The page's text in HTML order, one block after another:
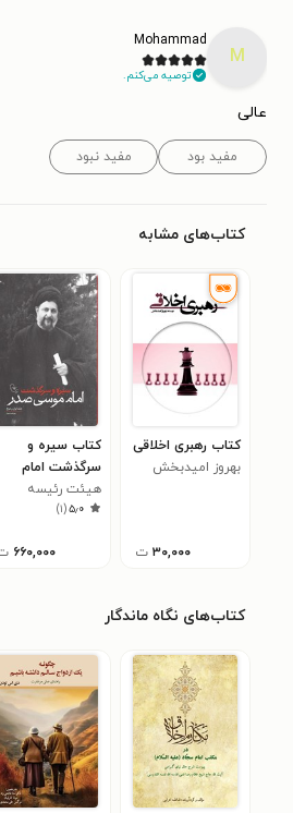
M
Mohammad
توصیه می‌کنم.
عالی
مفید بود مفید نبود
کتاب‌های مشابه
کتاب رهبری اخلاقی
بهروز امیدبخش
۳۰,۰۰۰ ت
کتاب سیره و
سرگذشت امام
موسی صدر (جلد
اول و دوم)
هیئت رئیسه
جنبش أمل لبنان
۵٫۰(۱)
۶۶۰,۰۰۰
کتاب‌های نگاه ماندگار